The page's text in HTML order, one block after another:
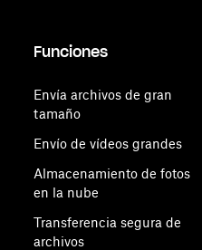
Funciones
Envía archivos de gran
tamaño
Envío de vídeos grandes
Almacenamiento de fotos
en la nube
Transferencia segura de
archivos